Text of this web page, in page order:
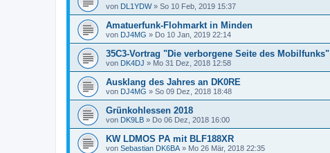
von DL1YDW» So 10 Feb, 2019 15:37
Amatuerfunk-Flohmarkt in Minden
von DJ4MG » Do 10 Jan, 2019 22:14
35C3-Vortrag "Die verborgene Seite des Mobilfunks"
von DK4DJ » Mo 31 Dez, 2018 12:58
Ausklang des Jahres an DK0RE
von DJ4MG » So 09 Dez, 2018 18:48
Grünkohlessen 2018
von DK9LB » Do 06 Dez, 2018 16:00
KW LDMOS PA mit BLF188XR
von Sebastian DK6BA » Mo 26 Mär, 2018 22:35